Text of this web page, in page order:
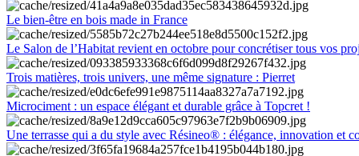
Le bien-être en bois made in France
Le Salon de l’Habitat revient en octobre pour concrétiser tous vos
Trois matières, trois univers, une même signature : Pierret
Microciment : un espace élégant et durable grâce à Topcret !
Une terrasse qui a du style avec Résineo® : élégance, innovation et